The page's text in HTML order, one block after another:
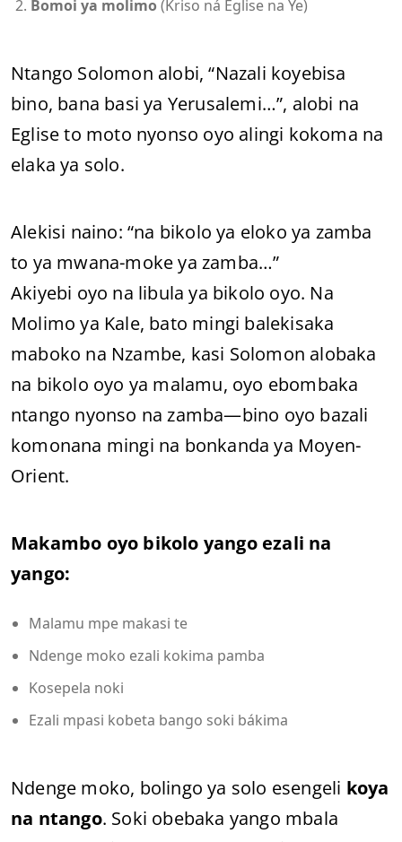
Bomoi ya molimo (Kriso ná Eglise na Ye)
Ntango Solomon alobi, “Nazali koyebisa
bino, bana basi ya Yerusalemi…”, alobi na
Eglise to moto nyonso oyo alingi kokoma na
elaka ya solo.
Alekisi naino: “na bikolo ya eloko ya zamba
to ya mwana-moke ya zamba…”
Akiyebi oyo na libula ya bikolo oyo. Na
Molimo ya Kale, bato mingi balekisaka
maboko na Nzambe, kasi Solomon alobaka
na bikolo oyo ya malamu, oyo ebombaka
ntango nyonso na zamba—bino oyo bazali
komonana mingi na bonkanda ya Moyen-
Orient.
Makambo oyo bikolo yango ezali na
yango:
Malamu mpe makasi te
Ndenge moko ezali kokima pamba
Kosepela noki
Ezali mpasi kobeta bango soki bákima
Ndenge moko, bolingo ya solo esengeli koya
na ntango. Soki obebaka yango mbala